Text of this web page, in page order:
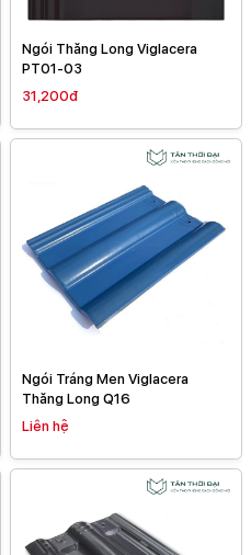
Ngói Thăng Long Viglacera
PT01-03
31,200đ
Ngói Tráng Men Viglacera
Thăng Long Q16
Liên hệ